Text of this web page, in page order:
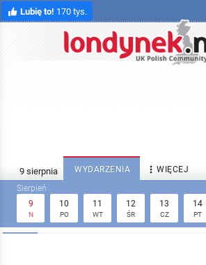
Lubię to! 170 tys.
WYDARZENIA  WIĘCEJ
9
N
10
PO
11
WT
12
ŚR
13
CZ
14
PT